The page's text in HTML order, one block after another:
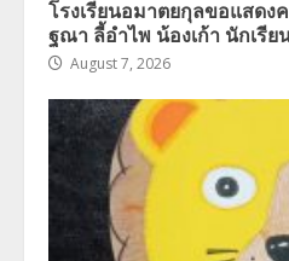
โรงเรียนอมาตยกุลขอแสด
ฐณา ลี้อำไพ น้องเก้า นักเรีย
August 7, 2026